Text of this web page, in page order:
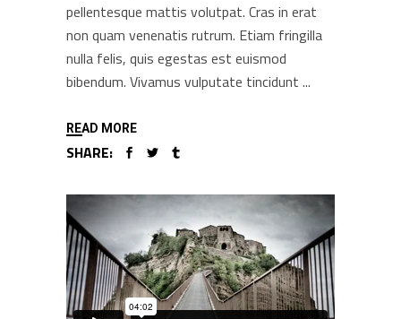
pellentesque mattis volutpat. Cras in erat
non quam venenatis rutrum. Etiam fringilla
nulla felis, quis egestas est euismod
bibendum. Vivamus vulputate tincidunt
READ MORE
SHARE: